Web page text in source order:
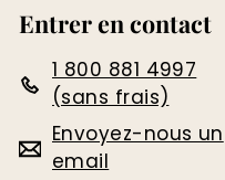
Entrer en contact
1 800 881 4997
(sans frais)
Envoyez-nous un
email